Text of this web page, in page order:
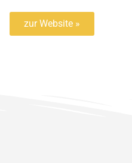
zur Website »